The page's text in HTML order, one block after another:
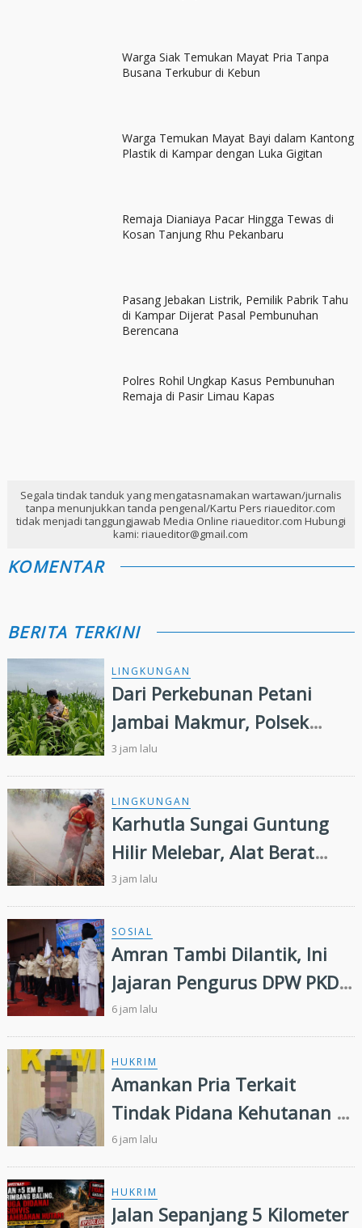
Warga Siak Temukan Mayat Pria Tanpa
Busana Terkubur di Kebun
Warga Temukan Mayat Bayi dalam Kantong
Plastik di Kampar dengan Luka Gigitan
Remaja Dianiaya Pacar Hingga Tewas di
Kosan Tanjung Rhu Pekanbaru
Pasang Jebakan Listrik, Pemilik Pabrik Tahu
di Kampar Dijerat Pasal Pembunuhan
Berencana
Polres Rohil Ungkap Kasus Pembunuhan
Remaja di Pasir Limau Kapas
Segala tindak tanduk yang mengatasnamakan wartawan/jurnalis
tanpa menunjukkan tanda pengenal/Kartu Pers riaueditor.com
tidak menjadi tanggungjawab Media Online riaueditor.com Hubungi
kami: riaueditor@gmail.com
KOMENTAR
BERITA TERKINI
LINGKUNGAN
Dari Perkebunan Petani
Jambai Makmur, Polsek
Kandis Kembangkan
Swasembada Pangan
Nasional
3 jam lalu
LINGKUNGAN
Karhutla Sungai Guntung
Hilir Melebar, Alat Berat
Tambahan dan Heli Water
Bombing Dikerahkan
3 jam lalu
SOSIAL
Amran Tambi Dilantik, Ini
Jajaran Pengurus DPW PKDP
Riau 2026-2031
6 jam lalu
HUKRIM
Amankan Pria Terkait
Tindak Pidana Kehutanan di
Kampar Kiri, Polisi Temukan
Puluhan Butir Ekstasi
6 jam lalu
HUKRIM
Jalan Sepanjang 5 Kilometer